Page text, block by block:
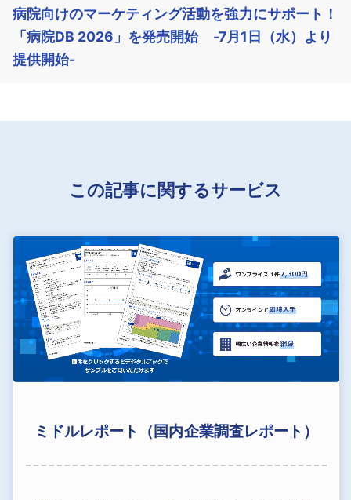
病院向けのマーケティング活動を強力にサポート！
「病院DB 2026」を発売開始 -7月1日（水）より
提供開始-
この記事に関するサービス
ミドルレポート（国内企業調査レポート）